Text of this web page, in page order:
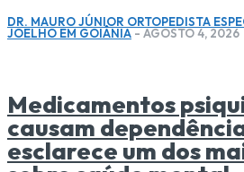
DR. MAURO JÚNIOR ORTOPEDISTA
JOELHO EM GOIÂNIA - AGOSTO 4, 2026
Medicamentos
causam
esclarece um dos